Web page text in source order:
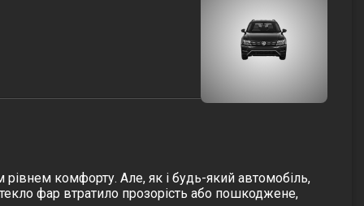
комфорту. Але, як і будь-який автомобіль,
фар втратило прозорість або пошкоджене,